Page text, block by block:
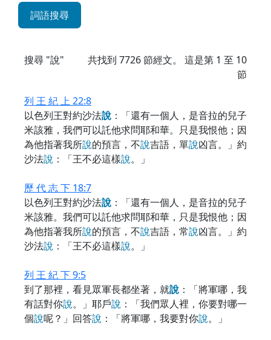
詞語搜尋
搜尋 "說" 共找到 7726節經文。 這是第 1 至 10
節
列 王 紀 上 22:8
以色列王對約沙法說 ：「還有一個人，是音拉的兒子
米該雅，我們可以託他求問耶和華。只是我恨他；因
為他指著我所說的預言，不說吉語，單說凶言。」約
沙法說 ：「王不必這樣說。」
歷 代 志 下 18:7
以色列王對約沙法說 ：「還有一個人，是音拉的兒子
米該雅。我們可以託他求問耶和華，只是我恨他；因
為他指著我所說的預言，不說吉語，常說凶言。」約
沙法說 ：「王不必這樣說。」
列 王 紀 下 9:5
到了那裡，看見眾軍長都坐著，就說 ：「將軍哪，我
有話對你說。」耶戶說 ：「我們眾人裡，你要對哪一
個說呢？」回答說 ：「將軍哪，我要對你說。」